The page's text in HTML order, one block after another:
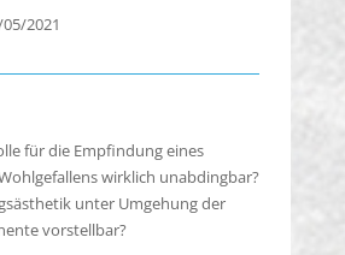
2021
für die Empfindung eines
wirklich unabdingbar?
unter Umgehung der
vorstellbar?